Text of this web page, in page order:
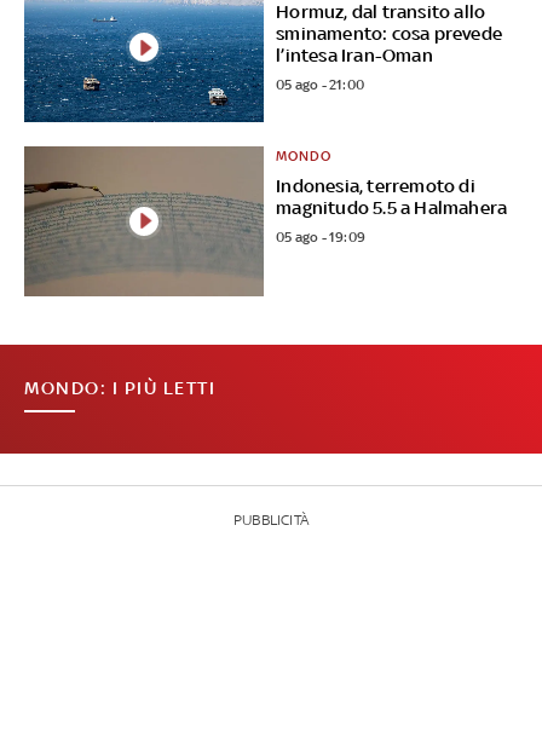
Hormuz, dal transito allo
sminamento: cosa prevede
l’intesa Iran-Oman
05 ago - 21:00
Indonesia, terremoto di
magnitudo 5.5 a Halmahera
MONDO
05 ago - 19:09
MONDO: I PIÙ LETTI
PUBBLICITÀ